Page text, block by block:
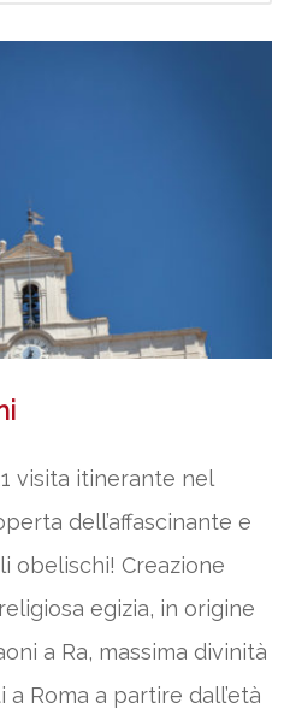
visita itinerante nel
dell’affascinante e
obelischi! Creazione
egizia, in origine
a Ra, massima divinità
Roma a partire dall’età